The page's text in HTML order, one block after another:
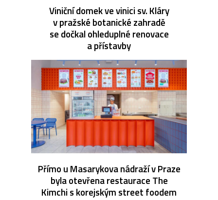
Viniční domek ve vinici sv. Kláry
v pražské botanické zahradě
se dočkal ohleduplné renovace
a přístavby
Přímo u Masarykova nádraží v Praze
byla otevřena restaurace The
Kimchi s korejským street foodem